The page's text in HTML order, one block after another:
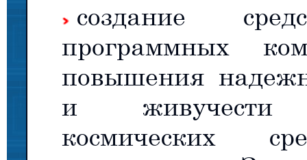
создание
программных
повышения
и живучести
космических